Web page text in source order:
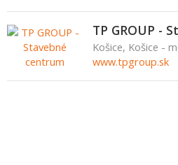
TP GROUP -
Košice, Košice -
www.tpgroup.sk